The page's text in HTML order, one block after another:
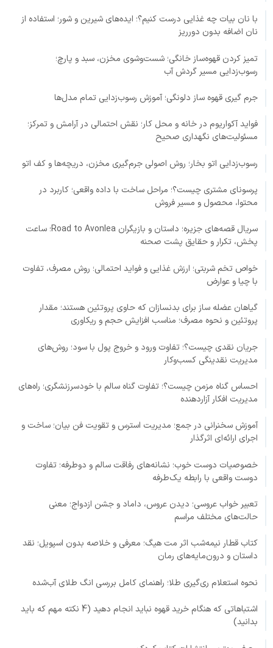
با نان بیات چه غذایی درست کنیم؟؛ ایده‌های شیرین و شور؛ استفاده از
نان اضافه بدون دورریز
تمیز کردن قهوه‌ساز خانگی؛ شست‌وشوی مخزن، سبد و پارچ؛
رسوب‌زدایی مسیر گردش آب
جرم گیری قهوه ساز دلونگی؛ آموزش رسوب‌زدایی تمام مدل‌ها
فواید آکواریوم در خانه و محل کار؛ نقش احتمالی در آرامش و تمرکز؛
مسئولیت‌های نگهداری صحیح
رسوب‌زدایی اتو بخار؛ روش اصولی جرم‌گیری مخزن، دریچه‌ها و کف اتو
پرسونای مشتری چیست؟؛ مراحل ساخت با داده واقعی؛ کاربرد در
محتوا، محصول و مسیر فروش
سریال قصه‌های جزیره؛ داستان و بازیگران Road to Avonlea؛ ساعت
پخش، تکرار و حقایق پشت صحنه
خواص تخم شربتی؛ ارزش غذایی و فواید احتمالی؛ روش مصرف، تفاوت
با چیا و عوارض
گیاهان عضله ساز برای بدنسازان که حاوی پروتئین هستند؛ مقدار
پروتئین و نحوه مصرف؛ مناسب افزایش حجم و ریکاوری
جریان نقدی چیست؟؛ تفاوت ورود و خروج پول با سود؛ روش‌های
مدیریت نقدینگی کسب‌وکار
احساس گناه مزمن چیست؟؛ تفاوت گناه سالم با خودسرزنشگری؛ راه‌های
مدیریت افکار آزاردهنده
آموزش سخنرانی در جمع؛ مدیریت استرس و تقویت فن بیان؛ ساخت و
اجرای ارائه‌ای اثرگذار
خصوصیات دوست خوب؛ نشانه‌های رفاقت سالم و دوطرفه؛ تفاوت
دوست واقعی با رابطه یک‌طرفه
تعبیر خواب عروسی؛ دیدن عروس، داماد و جشن ازدواج؛ معنی
حالت‌های مختلف مراسم
کتاب قطار نیمه‌شب اثر مت هیگ؛ معرفی و خلاصه بدون اسپویل؛ نقد
داستان و درون‌مایه‌های رمان
نحوه استعلام ری‌گیری طلا؛ راهنمای کامل بررسی انگ طلای آب‌شده
اشتباهاتی که هنگام خرید قهوه نباید انجام دهید (4 نکته مهم که باید
بدانید)